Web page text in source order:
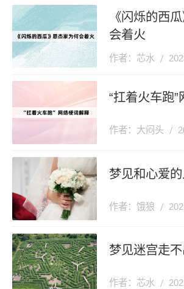
《闪烁的西
会着火
作者：芯水
“扛着火车跑
作者：大闷头
梦见和心爱
作者：饿狼
梦见迷宫走
作者：芯水